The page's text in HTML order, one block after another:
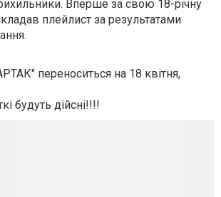
Вперше за свою 18-річну
плейлист за результатами
переноситься на 18 квітня,
будуть дійсні!!!!